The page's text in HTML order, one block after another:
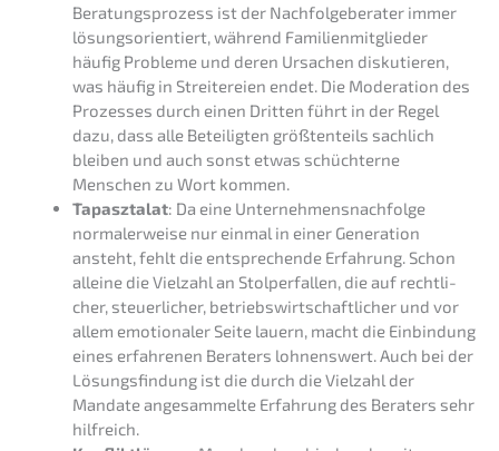
Beratungs­pro­zess ist der Nachfol­ge­be­ra­ter immer
lösungs­ori­en­tiert, während Famili­en­mit­glie­der
häufig Proble­me und deren Ursachen disku­tie­ren,
was häufig in Strei­te­rei­en endet. Die Modera­ti­on des
Prozes­ses durch einen Dritten führt in der Regel
dazu, dass alle Betei­lig­ten größten­teils sachlich
bleiben und auch sonst etwas schüch­ter­ne
Menschen zu Wort kommen.
Tapasz­ta­lat: Da eine Unternehmens­nachfolge
norma­ler­wei­se nur einmal in einer Genera­ti­on
ansteht, fehlt die entspre­chen­de Erfah­rung. Schon
allei­ne die Vielzahl an Stolper­fal­len, die auf recht­li­
cher, steuer­li­cher, betriebs­wirt­schaft­li­cher und vor
allem emotio­na­ler Seite lauern, macht die Einbin­dung
eines erfah­re­nen Beraters lohnens­wert. Auch bei der
Lösungs­fin­dung ist die durch die Vielzahl der
Manda­te angesam­mel­te Erfah­rung des Beraters sehr
hilfreich.